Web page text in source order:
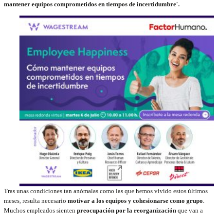
mantener equipos comprometidos en tiempos de incertidumbre'.
Tras unas condiciones tan anómalas como las que hemos vivido estos últimos
meses, resulta necesario motivar a los equipos y cohesionarse como grupo.
Muchos empleados sienten preocupación por la reorganización que van a